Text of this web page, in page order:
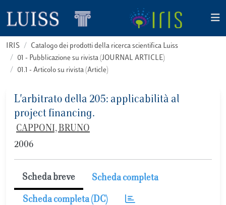
IRIS
Catalogo dei prodotti della ricerca scientifica Luiss
01 - Pubblicazione su rivista (JOURNAL ARTICLE)
01.1 - Articolo su rivista (Article)
L'arbitrato della 205: applicabilità al
project financing.
CAPPONI, BRUNO
2006
Scheda breve Scheda completa
Scheda completa (DC)